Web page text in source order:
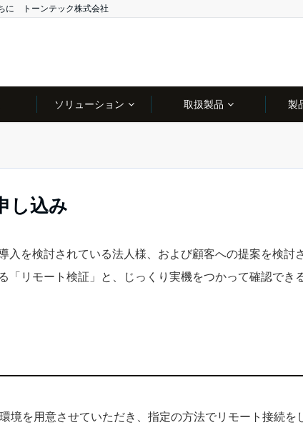
に トーンテック株式会社
ソリューション 取扱製品 製
し込み
入を検討されている法人様、および顧客への提案を検
「リモート検証」と、じっくり実機をつかって確認でき
を用意させていただき、指定の方法でリモート接続を